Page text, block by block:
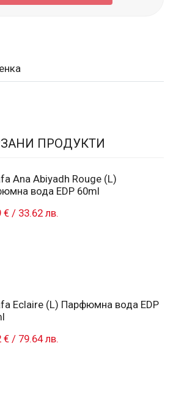
ПРОДУКТИ
Ana Abiyadh Rouge (L)
вода EDP 60ml
€/ 33.62 лв.
Eclaire (L) Парфюмна вода EDP
€ / 79.64 лв.